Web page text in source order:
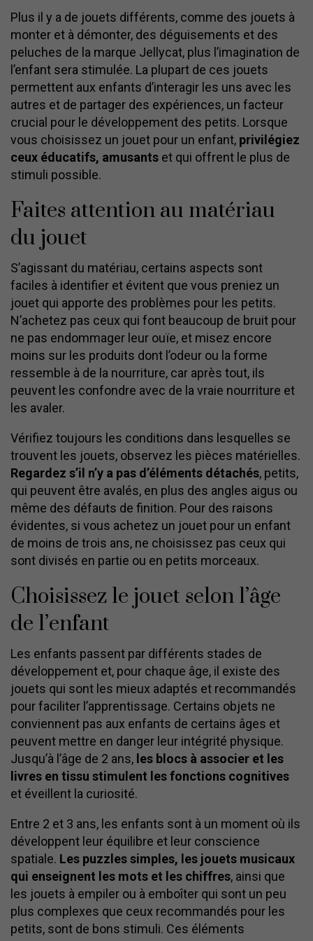
Plus il y a de jouets différents, comme des jouets à
monter et à démonter, des déguisements et des
peluches de la marque Jellycat, plus l’imagination de
l’enfant sera stimulée. La plupart de ces jouets
permettent aux enfants d’interagir les uns avec les
autres et de partager des expériences, un facteur
crucial pour le développement des petits. Lorsque
vous choisissez un jouet pour un enfant, privilégiez
ceux éducatifs, amusants et qui offrent le plus de
stimuli possible.
Faites attention au matériau
du jouet
S’agissant du matériau, certains aspects sont
faciles à identifier et évitent que vous preniez un
jouet qui apporte des problèmes pour les petits.
N’achetez pas ceux qui font beaucoup de bruit pour
ne pas endommager leur ouïe, et misez encore
moins sur les produits dont l’odeur ou la forme
ressemble à de la nourriture, car après tout, ils
peuvent les confondre avec de la vraie nourriture et
les avaler.
Vérifiez toujours les conditions dans lesquelles se
trouvent les jouets, observez les pièces matérielles.
Regardez s’il n’y a pas d’éléments détachés, petits,
qui peuvent être avalés, en plus des angles aigus ou
même des défauts de finition. Pour des raisons
évidentes, si vous achetez un jouet pour un enfant
de moins de trois ans, ne choisissez pas ceux qui
sont divisés en partie ou en petits morceaux.
Choisissez le jouet selon l’âge
de l’enfant
Les enfants passent par différents stades de
développement et, pour chaque âge, il existe des
jouets qui sont les mieux adaptés et recommandés
pour faciliter l’apprentissage. Certains objets ne
conviennent pas aux enfants de certains âges et
peuvent mettre en danger leur intégrité physique.
Jusqu’à l’âge de 2 ans, les blocs à associer et les
livres en tissu stimulent les fonctions cognitives
et éveillent la curiosité.
Entre 2 et 3 ans, les enfants sont à un moment où ils
développent leur équilibre et leur conscience
spatiale. Les puzzles simples, les jouets musicaux
qui enseignent les mots et les chiffres, ainsi que
les jouets à empiler ou à emboîter qui sont un peu
plus complexes que ceux recommandés pour les
petits, sont de bons stimuli. Ces éléments